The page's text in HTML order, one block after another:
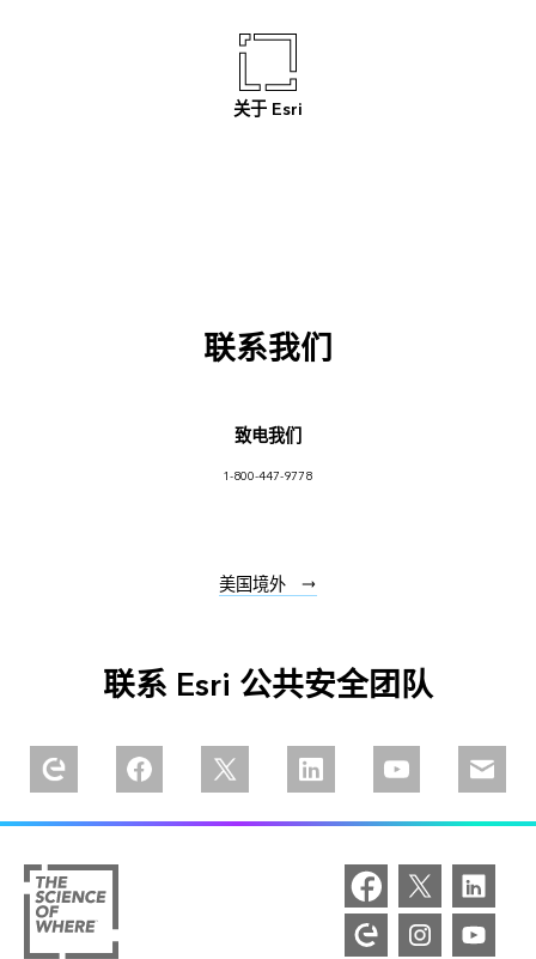
关于 Esri
联系我们
致电我们
1-800-447-9778
美国境外
联系 Esri 公共安全团队
Explore our Esri Community
Follow us on Facebook
Follow us on TwitterFollow us on Linkedin
Watch us onEmail